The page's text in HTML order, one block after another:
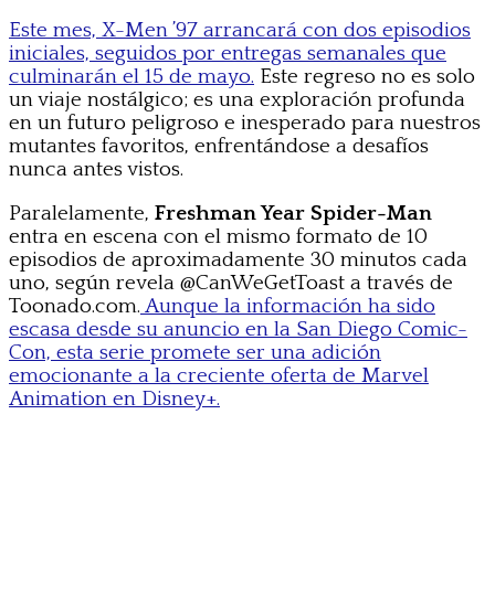
Este mes, X-Men ’97 arrancará con dos episodios
iniciales, seguidos por entregas semanales que
culminarán el 15 de mayo. Este regreso no es solo
un viaje nostálgico; es una exploración profunda
en un futuro peligroso e inesperado para nuestros
mutantes favoritos, enfrentándose a desafíos
nunca antes vistos.
Paralelamente, Freshman Year Spider-Man
entra en escena con el mismo formato de 10
episodios de aproximadamente 30 minutos cada
uno, según revela @CanWeGetToast a través de
Toonado.com. Aunque la información ha sido
escasa desde su anuncio en la San Diego Comic-
Con, esta serie promete ser una adición
emocionante a la creciente oferta de Marvel
Animation en Disney+.